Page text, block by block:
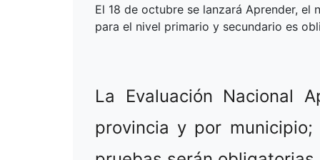
El 18 de octubre se lanzará Aprender,
para el nivel primario y secundario es
La Evaluación Nacional
provincia y por